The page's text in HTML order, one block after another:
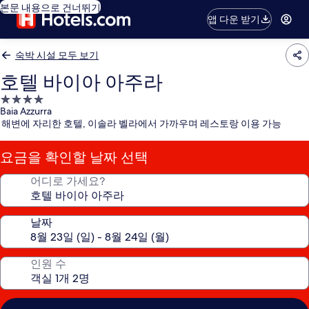
본문 내용으로 건너뛰기
앱 다운 받기
숙박 시설 모두 보기
호텔 바이아 아주라
4.0
성
급
숙
박
시
Baia Azzurra
해변에 자리한 호텔, 이솔라 벨라에서 가까우며 레스토랑 이용 가능
요금을 확인할 날짜 선택
어디로 가세요?
날짜
인원 수